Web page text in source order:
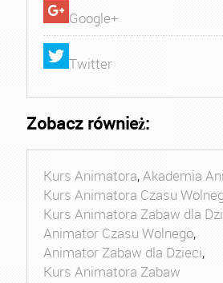
Google+
Twitter
Zobacz również:
Kurs Animatora,Akademia
Kurs Animatora Czasu
Kurs Animatora Zabaw dla
Animator Czasu Wolnego,
Animator Zabaw dla Dzieci,
Kurs Animatora Zabaw